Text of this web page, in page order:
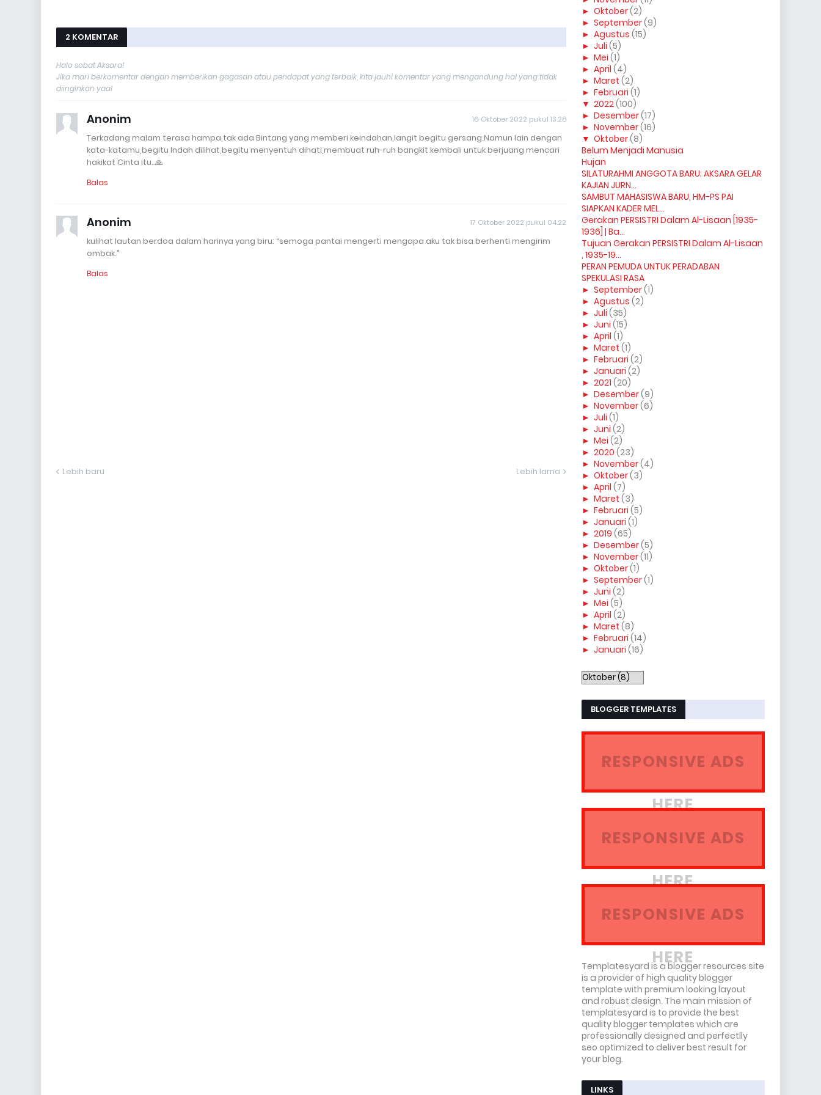
2 KOMENTAR
Halo sobat Aksara!
Jika mari berkomentar dengan memberikan gagasan atau pendapat yang terbaik, kita jauhi komentar yang mengandung hal yang tidak
diinginkan yaa!
Anonim 16 Oktober 2022 pukul 13.28
Terkadang malam terasa hampa,tak ada Bintang yang memberi keindahan,langit begitu gersang.Namun lain dengan
kata-katamu,begitu Indah dilihat,begitu menyentuh dihati,membuat ruh-ruh bangkit kembali untuk berjuang mencari
hakikat Cinta itu..🙏
Balas
Anonim 17 Oktober 2022 pukul 04.22
kulihat lautan berdoa dalam harinya yang biru: “semoga pantai mengerti mengapa aku tak bisa berhenti mengirim
ombak.”
Balas
Lebih baru Lebih lama
► Oktober(2)
► September(9)
► Agustus (15)
► Juli (5)
► Mei (1)
► April (4)
► Maret (2)
► Februari (1)
▼ 2022(100)
► Desember(17)
► November(16)
▼ Oktober(8)
Belum Menjadi Manusia
Hujan
SILATURAHMI ANGGOTA BARU; AKSARA GELAR
KAJIAN JURN...
SAMBUT MAHASISWA BARU, HM-PS PAI
SIAPKAN KADER MEL...
Gerakan PERSISTRI Dalam Al-Lisaan [1935-
1936] | Ba...
Tujuan Gerakan PERSISTRI Dalam Al-Lisaan
, 1935-19...
PERAN PEMUDA UNTUK PERADABAN
SPEKULASI RASA
► September(1)
► Agustus (2)
► Juli (35)
► Juni (15)
► April (1)
► Maret (1)
► Februari (2)
► Januari (2)
► 2021 (20)
► Desember(9)
► November(6)
► Juli (1)
► Juni (2)
► Mei (2)
► 2020 (23)
► November(4)
► Oktober(3)
► April (7)
► Maret (3)
► Februari (5)
► Januari (1)
► 2019 (65)
► Desember(5)
► November(11)
► Oktober(1)
► September(1)
► Juni (2)
► Mei (5)
► April (2)
► Maret (8)
► Februari (14)
► Januari (16)
BLOGGER TEMPLATES
RESPONSIVE ADS
HERE
RESPONSIVE ADS
HERE
RESPONSIVE ADS
HERE
Templatesyard is a blogger resources site
is a provider of high quality blogger
template with premium looking layout
and robust design. The main mission of
templatesyard is to provide the best
quality blogger templates which are
professionally designed and perfectlly
seo optimized to deliver best result for
your blog.
LINKS